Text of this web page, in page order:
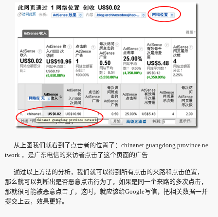
从上图我们就看到了点击者的位置了：chinanet guangdong province ne
twork ，是广东电信的来访者点击了这个页面的广告
通过以上方法的分析，我们就可以得到所有点击的来路和点击位置，
那么就可以判断出是否恶意点击行为了，如果是同一个来路的多次点击，
那就很可能被恶意点击了，这时，就应该给Google写信，把相关数据一并
提交上去，效果更好。